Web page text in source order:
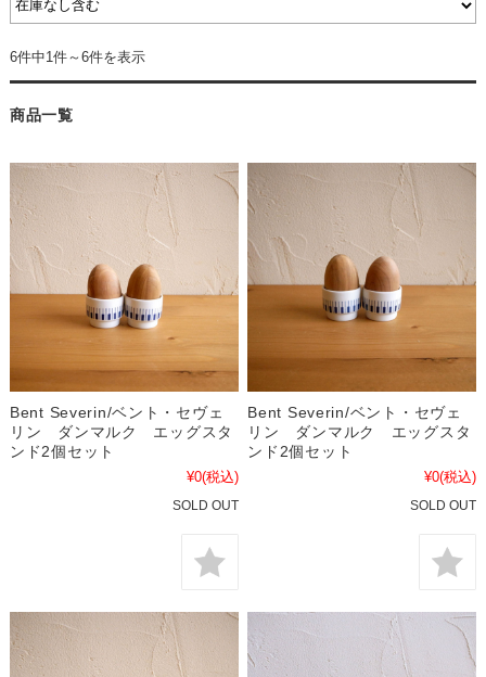
6件中1件～6件を表示
商品一覧
Bent Severin/ベント・セヴェ
リン ダンマルク エッグスタ
ンド2個セット
¥0(税込)
SOLD OUT
Bent Severin/ベント・セヴェ
リン ダンマルク エッグスタ
ンド2個セット
¥0(税込)
SOLD OUT